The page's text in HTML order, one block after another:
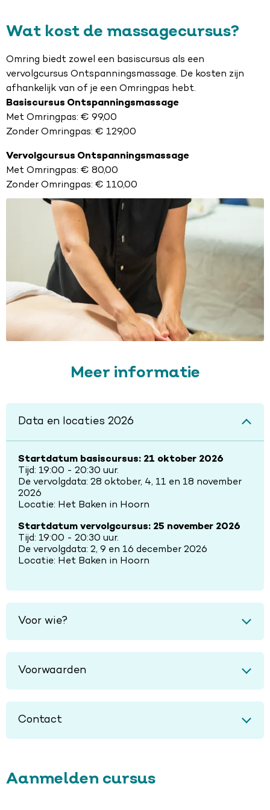
Wat kost de massagecursus?
Omring biedt zowel een basiscursus als een
vervolgcursus Ontspanningsmassage. De kosten zijn
afhankelijk van of je een Omringpas hebt.
Basiscursus Ontspanningsmassage
Met Omringpas: € 99,00
Zonder Omringpas: € 129,00
Vervolgcursus Ontspanningsmassage
Met Omringpas: € 80,00
Zonder Omringpas: € 110,00
Meer informatie
Data en locaties 2026
Startdatum basiscursus: 21 oktober 2026
Tijd: 19:00 - 20:30 uur.
De vervolgdata: 28 oktober, 4, 11 en 18 november
2026
Locatie: Het Baken in Hoorn
Startdatum vervolgcursus: 25 november 2026
Tijd: 19:00 - 20:30 uur.
De vervolgdata: 2, 9 en 16 december 2026
Locatie: Het Baken in Hoorn
Voor wie?
Voorwaarden
Contact
Aanmelden cursus